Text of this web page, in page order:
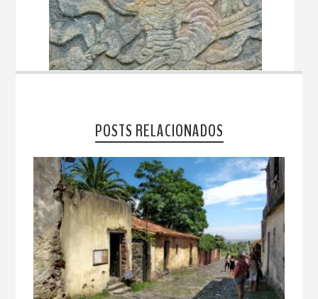
POSTS RELACIONADOS